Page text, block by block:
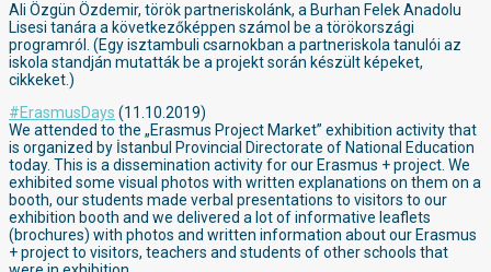
Ali Özgün Özdemir, török partneriskolánk, a Burhan Felek Anadolu
Lisesi tanára a következőképpen számol be a törökországi
programról. (Egy isztambuli csarnokban a partneriskola tanulói az
iskola standján mutatták be a projekt során készült képeket,
cikkeket.)
#ErasmusDays (11.10.2019)
We attended to the „Erasmus Project Market” exhibition activity that
is organized by İstanbul Provincial Directorate of National Education
today. This is a dissemination activity for our Erasmus + project. We
exhibited some visual photos with written explanations on them on a
booth, our students made verbal presentations to visitors to our
exhibition booth and we delivered a lot of informative leaflets
(brochures) with photos and written information about our Erasmus
+ project to visitors, teachers and students of other schools that